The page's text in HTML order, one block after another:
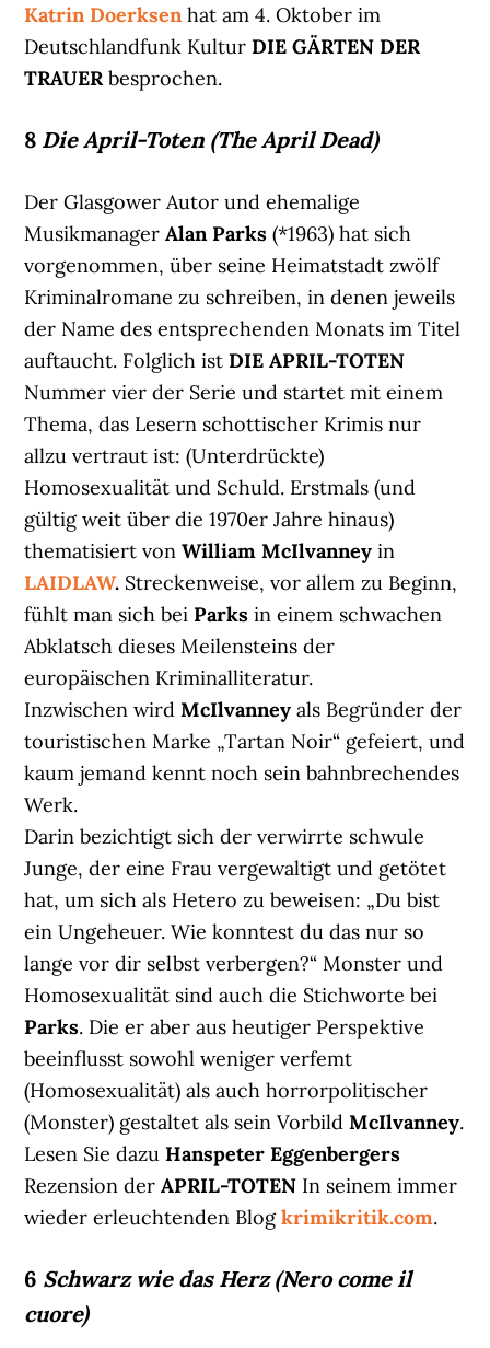
Katrin Doerksen hat am 4. Oktober im
Deutschlandfunk KulturDIE GÄRTEN DER
TRAUERbesprochen.
8 Die April-Toten (The April Dead)
Der Glasgower Autor und ehemalige
MusikmanagerAlan Parks (*1963) hat sich
vorgenommen, über seine Heimatstadt zwölf
Kriminalromane zu schreiben, in denen jeweils
der Name des entsprechenden Monats im Titel
auftaucht. Folglich istDIE APRIL-TOTEN
Nummer vier der Serie und startet mit einem
Thema, das Lesern schottischer Krimis nur
allzu vertraut ist: (Unterdrückte)
Homosexualität und Schuld. Erstmals (und
gültig weit über die 1970er Jahre hinaus)
thematisiert vonWilliam McIlvanney in
LAIDLAW. Streckenweise, vor allem zu Beginn,
fühlt man sich beiParks in einem schwachen
Abklatsch dieses Meilensteins der
europäischen Kriminalliteratur.
Inzwischen wirdMcIlvanney als Begründer der
touristischen Marke „Tartan Noir“ gefeiert, und
kaum jemand kennt noch sein bahnbrechendes
Werk.
Darin bezichtigt sich der verwirrte schwule
Junge, der eine Frau vergewaltigt und getötet
hat, um sich als Hetero zu beweisen: „Du bist
ein Ungeheuer. Wie konntest du das nur so
lange vor dir selbst verbergen?“ Monster und
Homosexualität sind auch die Stichworte bei
Parks. Die er aber aus heutiger Perspektive
beeinflusst sowohl weniger verfemt
(Homosexualität) als auch horrorpolitischer
(Monster) gestaltet als sein VorbildMcIlvanney.
Lesen Sie dazuHanspeter Eggenbergers
Rezension derAPRIL-TOTEN In seinem immer
wieder erleuchtenden Blogkrimikritik.com.
6 Schwarz wie das Herz (Nero come il
cuore)